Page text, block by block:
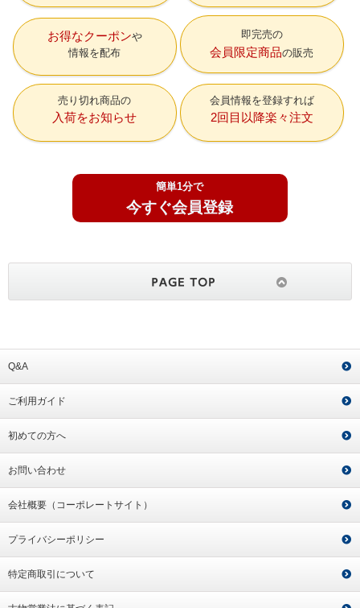
お得なクーポン
情報を配布
即完売の
会員限定商品の販売
売り切れ商品の
入荷をお知らせ
会員情報を登録すれば
2回目以降楽々注文
簡単1分で
今すぐ会員登録
Q&A
ご利用ガイド
初めての方へ
お問い合わせ
会社概要（コーポレートサイト）
プライバシーポリシー
特定商取引について